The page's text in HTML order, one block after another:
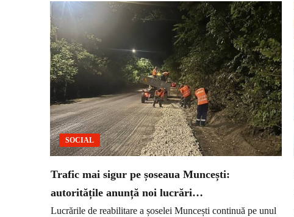
SOCIAL
Trafic mai sigur pe șoseaua Muncești:
autoritățile anunță noi lucrări…
Lucrările de reabilitare a șoselei Muncești continuă pe unul